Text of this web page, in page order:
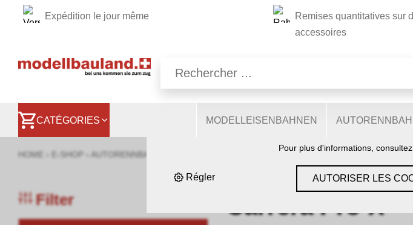
Expédition le jour même
Remises quantitatives sur
accessoires
CATÉGORIES MODELLEISENBAHNEN
HOME E-SHOP AUTORENNBAHNEN
Filter Carrera Pro-X
CE SITE UTILISE
Nous utilisons différents cookies sur notre site web :
d'autres vous permettent d'accéder à davantage de
comprendre les utilisateurs. Ils nous aident donc à
s'ils sont acceptés, utilisent des
Pour plus d'informations, consultez
Régler AUTORISER LES